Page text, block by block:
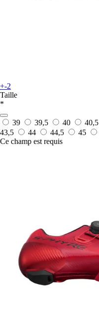
+-2
Taille
*
39 39,5 40 40,5
43,5
44 44,5 45
Ce champ est requis